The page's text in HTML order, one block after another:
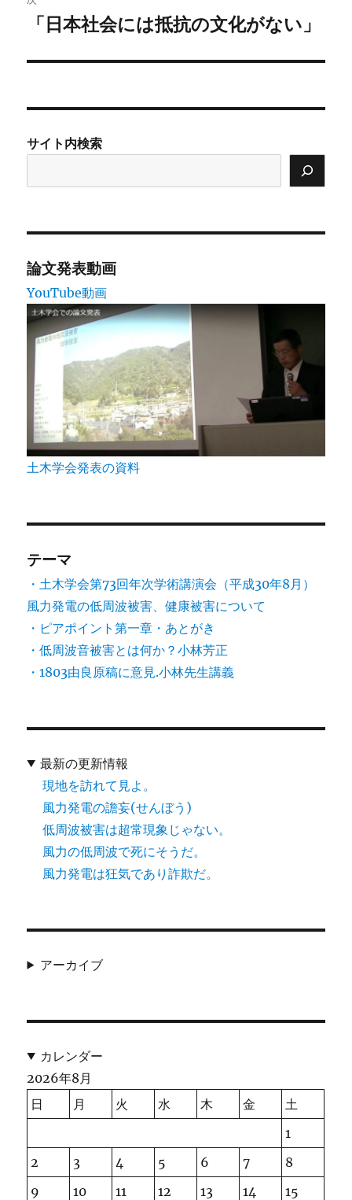
ー
シ
次
投
「日本社会には抵抗の文化がない」
サイト内検索
論文発表動画
YouTube動画
土木学会発表の資料
テーマ
・土木学会第73回年次学術講演会（平成30年8月）
風力発電の低周波被害、健康被害について
・ピアポイント第一章・あとがき
・低周波音被害とは何か？小林芳正
・1803由良原稿に意見.小林先生講義
最新の更新情報
現地を訪れて見よ。
風力発電の譫妄(せんぼう)
低周波被害は超常現象じゃない。
風力の低周波で死にそうだ。
風力発電は狂気であり詐欺だ。
アーカイブ
カレンダー
2026年8月
日
月 火 水 木 金
土
1
2
3 4 5 6 7
8
9
10 11 12 13 14
15